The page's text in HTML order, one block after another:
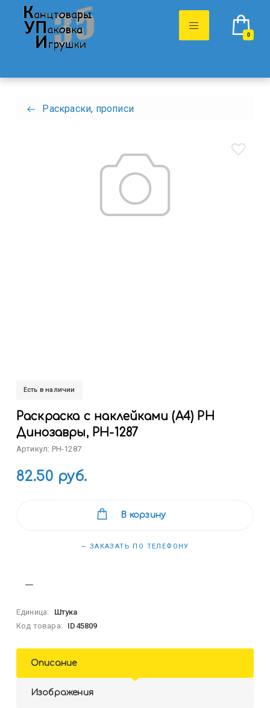
0
Раскраски, прописи
Есть в наличии
Раскраска с наклейками (А4) РН
Динозавры, РН-1287
Артикул: РН-1287
82.50 руб.
В корзину
— ЗАКАЗАТЬ ПО ТЕЛЕФОНУ
Единица:
Штука
Код товара:
ID45809
Описание
Изображения